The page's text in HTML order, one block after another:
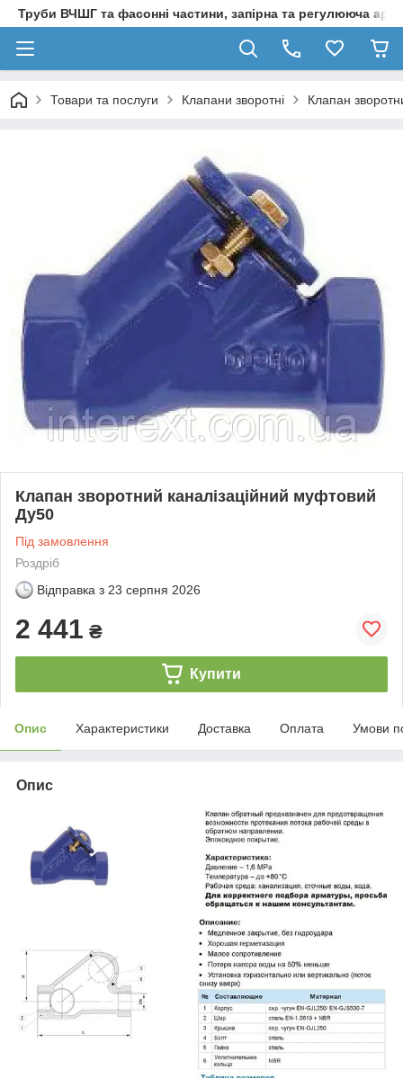
Труби ВЧШГ та фасонні частини, запірна та регулююча
Товари та послуги Клапани зворотні Клапан
Клапан зворотний каналізаційний муфтовий
Ду50
Під замовлення
Роздріб
Відправка з 23 серпня 2026
2 441 ₴
Купити
Опис Характеристики Доставка Оплата Умови
Опис